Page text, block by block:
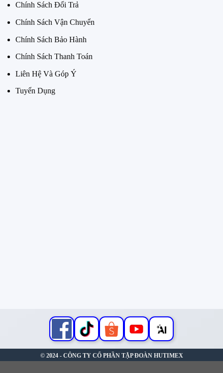
Chính Sách Đổi Trả
Chính Sách Vận Chuyển
Chính Sách Bảo Hành
Chính Sách Thanh Toán
Liên Hệ Và Góp Ý
Tuyển Dụng
© 2024 - CÔNG TY CỔ PHẦN TẬP ĐOÀN HUTIMEX